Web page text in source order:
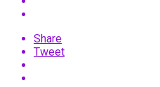
Share
Tweet